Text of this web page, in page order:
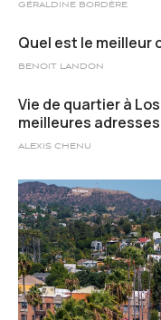
GÉRALDINE BORDÈRE
Quel est le meilleur
BENOIT LANDON
Vie de quartier à
meilleures adresses
ALEXIS CHENU